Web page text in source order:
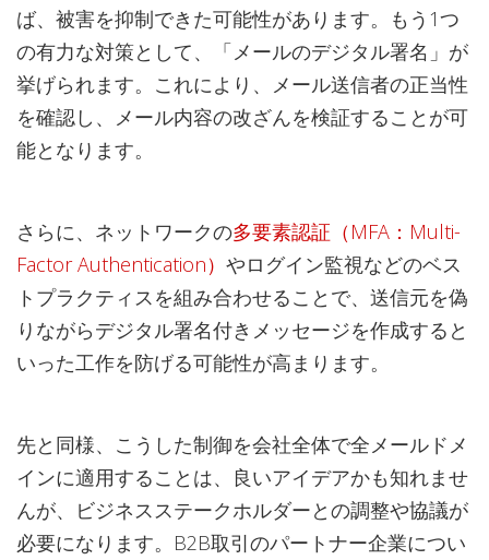
ば、被害を抑制できた可能性があります。もう1つ
の有力な対策として、「メールのデジタル署名」が
挙げられます。これにより、メール送信者の正当性
を確認し、メール内容の改ざんを検証することが可
能となります。
さらに、ネットワークの多要素認証（MFA：Multi-
Factor Authentication） やログイン監視などのベス
トプラクティスを組み合わせることで、送信元を偽
りながらデジタル署名付きメッセージを作成すると
いった工作を防げる可能性が高まります。
先と同様、こうした制御を会社全体で全メールドメ
インに適用することは、良いアイデアかも知れませ
んが、ビジネスステークホルダーとの調整や協議が
必要になります。B2B取引のパートナー企業につい